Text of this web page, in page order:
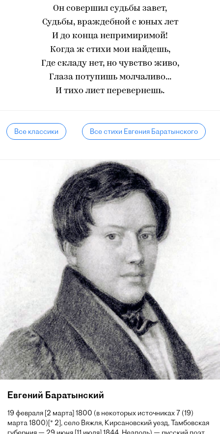
Он совершил судьбы завет,
Судьбы, враждебной с юных лет
И до конца непримиримой!
Когда ж стихи мои найдешь,
Где складу нет, но чувство живо,
Глаза потупишь молчаливо...
И тихо лист перевернешь.
Все классики Все стихи Евгения Баратынского
Евгений Баратынский
19 февраля [2 марта] 1800 (в некоторых источниках 7 (19)
марта 1800)[* 2], село Вяжля, Кирсановский уезд, Тамбовская